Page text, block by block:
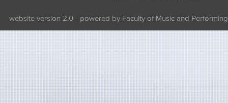
website version 2.0 - powered by Faculty of Music and